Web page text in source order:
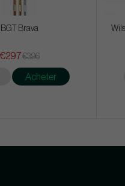
BGT Brava
€297€396
Acheter